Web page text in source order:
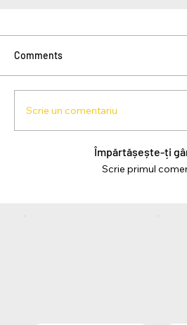
Comments
Scrie un comentariu
Împărtășește-ți
Scrie primul